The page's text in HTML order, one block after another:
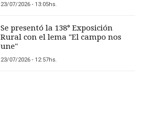
23/07/2026 - 13:05hs.
Se presentó la 138° Exposición
Rural con el lema "El campo nos
une"
23/07/2026 - 12:57hs.